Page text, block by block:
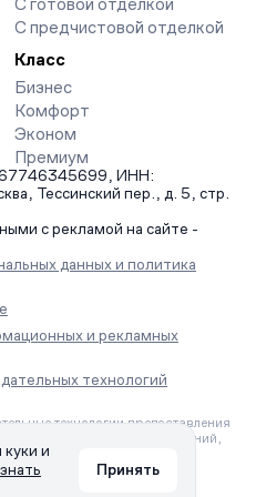
С готовой отделкой
С предчистовой отделкой
Класс
Бизнес
Комфорт
Эконом
Премиум
ИНН:
Тессинский пер., д. 5, стр.
с рекламой на сайте -
данных и политика
и рекламных
технологий
технологии предоставления
и анализа сведений,
сети «Интернет»,
Федерации.
и
Принять